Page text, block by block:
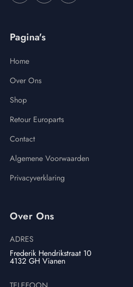
Pagina's
Home
Over Ons
Shop
Retour Europarts
Contact
Algemene Voorwaarden
Privacyverklaring
Over Ons
ADRES
Frederik Hendrikstraat 10
4132 GH Vianen